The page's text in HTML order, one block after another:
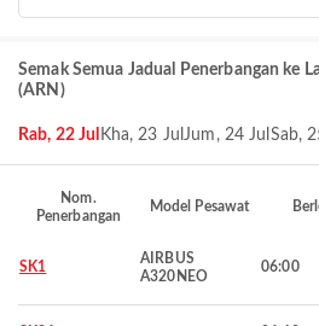
Semak Semua Jadual Penerbangan ke
(ARN)
Rab, 22 Jul Kha, 23 JulJum, 24 Jul Sab,
Nom.
Penerbangan
Model Pesawat
SK1
AIRBUS
A320NEO
06:00